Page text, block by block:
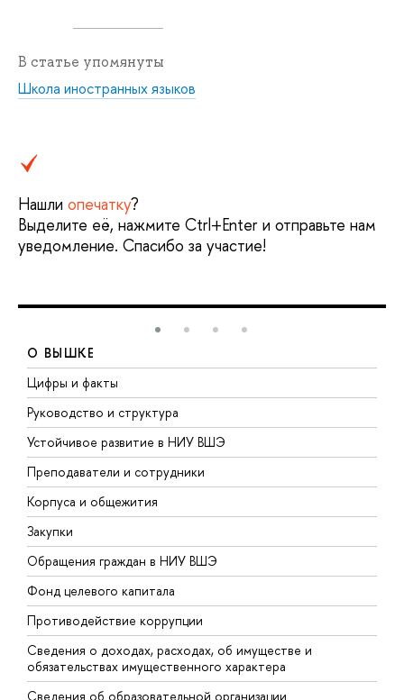
В статье упомянуты
Школа иностранных языков
Нашли опечатку?
Выделите её, нажмите Ctrl+Enter и отправьте нам
уведомление. Спасибо за участие!
О ВЫШКЕ
Цифры и факты
Руководство и структура
Устойчивое развитие в НИУ ВШЭ
Преподаватели и сотрудники
Корпуса и общежития
Закупки
Обращения граждан в НИУ ВШЭ
Фонд целевого капитала
Противодействие коррупции
Сведения о доходах, расходах, об имуществе и
обязательствах имущественного характера
Сведения об образовательной организации